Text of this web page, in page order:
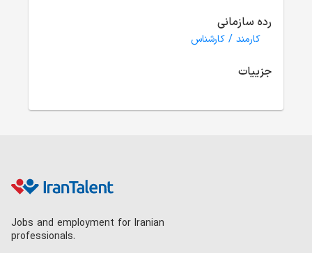
رده سازمانی
کارمند / کارشناس
جزییات
Jobs and employment for Iranian
professionals.